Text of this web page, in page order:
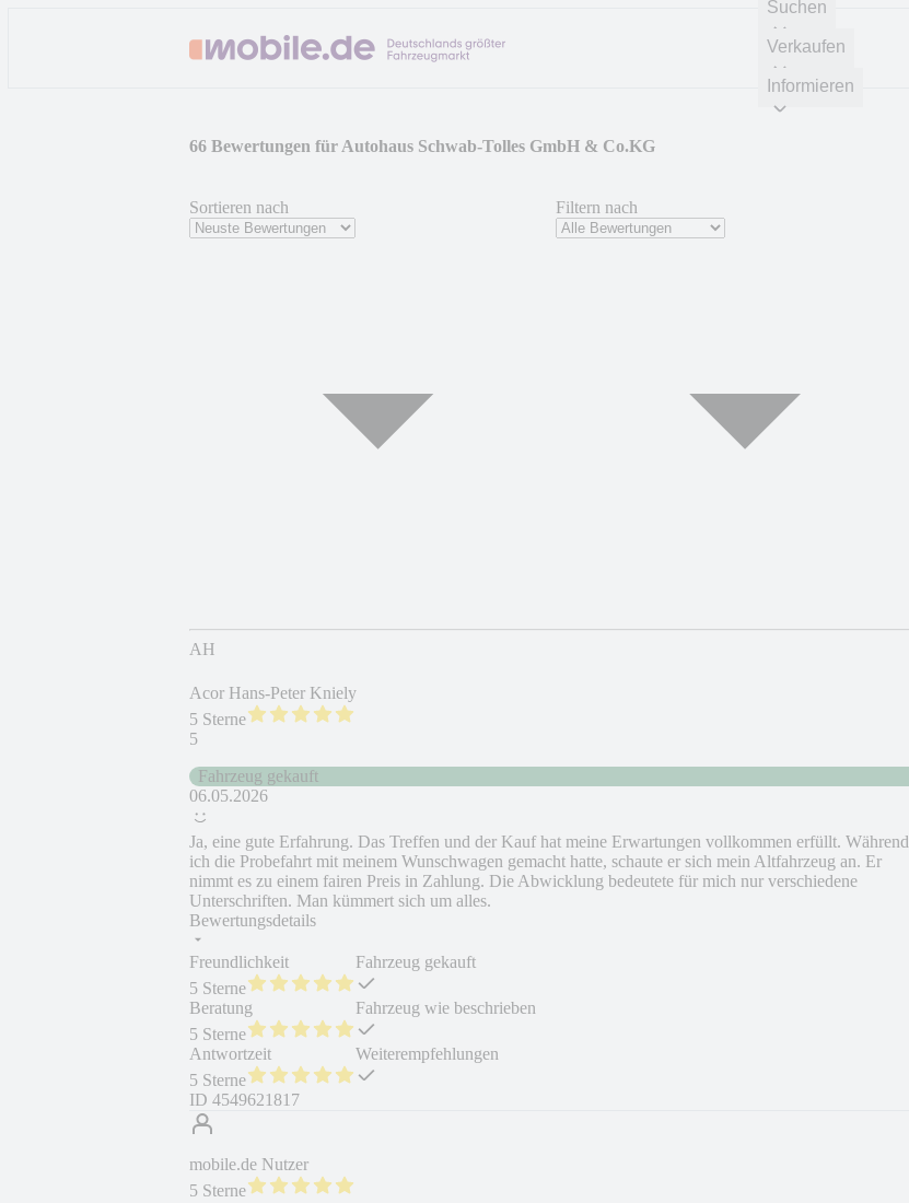
Suchen
Verkaufen
Informieren
66 Bewertungen für Autohaus Schwab-Tolles GmbH & Co.KG
Sortieren nach Filtern nach
AH
Acor Hans-Peter Kniely
5 Sterne
5
Fahrzeug gekauft
06.05.2026
Ja, eine gute Erfahrung. Das Treffen und der Kauf hat meine Erwartungen vollkommen erfüllt. Während
ich die Probefahrt mit meinem Wunschwagen gemacht hatte, schaute er sich mein Altfahrzeug an. Er
nimmt es zu einem fairen Preis in Zahlung. Die Abwicklung bedeutete für mich nur verschiedene
Unterschriften. Man kümmert sich um alles.
Bewertungsdetails
Freundlichkeit
5 Sterne
Beratung
5 Sterne
Antwortzeit
5 Sterne
Fahrzeug gekauft
Fahrzeug wie beschrieben
Weiterempfehlungen
ID 4549621817
mobile.de Nutzer
5 Sterne